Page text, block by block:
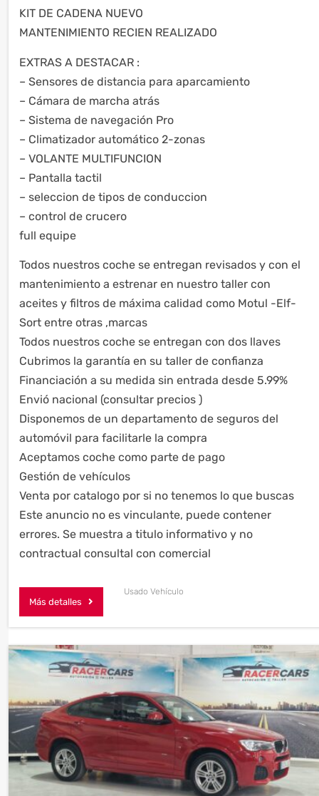
KIT DE CADENA NUEVO
MANTENIMIENTO RECIEN REALIZADO
EXTRAS A DESTACAR :
– Sensores de distancia para aparcamiento
– Cámara de marcha atrás
– Sistema de navegación Pro
– Climatizador automático 2-zonas
– VOLANTE MULTIFUNCION
– Pantalla tactil
– seleccion de tipos de conduccion
– control de crucero
full equipe
Todos nuestros coche se entregan revisados y con el
mantenimiento a estrenar en nuestro taller con
aceites y filtros de máxima calidad como Motul -Elf-
Sort entre otras ,marcas
Todos nuestros coche se entregan con dos llaves
Cubrimos la garantía en su taller de confianza
Financiación a su medida sin entrada desde 5.99%
Envió nacional (consultar precios )
Disponemos de un departamento de seguros del
automóvil para facilitarle la compra
Aceptamos coche como parte de pago
Gestión de vehículos
Venta por catalogo por si no tenemos lo que buscas
Este anuncio no es vinculante, puede contener
errores. Se muestra a titulo informativo y no
contractual consultal con comercial
Más detalles
Usado Vehículo